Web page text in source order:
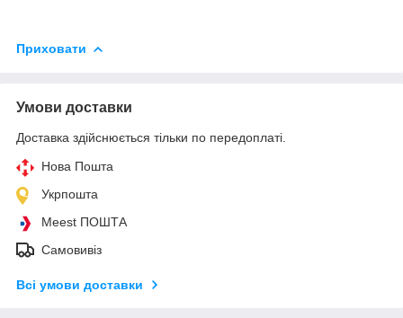
Приховати
Умови доставки
Доставка здійснюється тільки по передоплаті.
Нова Пошта
Укрпошта
Meest ПОШТА
Самовивіз
Всі умови доставки